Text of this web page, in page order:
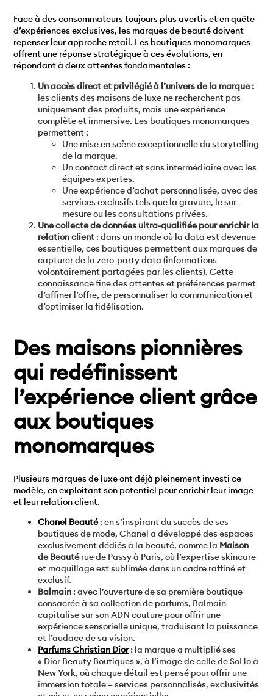
Face à des consommateurs toujours plus avertis et en quête
d’expériences exclusives, les marques de beauté doivent
repenser leur approche retail. Les boutiques monomarques
offrent une réponse stratégique à ces évolutions, en
répondant à deux attentes fondamentales :
Un accès direct et privilégié à l’univers de la marque :
les clients des maisons de luxe ne recherchent pas
uniquement des produits, mais une expérience
complète et immersive. Les boutiques monomarques
permettent :
Une mise en scène exceptionnelle du storytelling
de la marque.
Un contact direct et sans intermédiaire avec les
équipes expertes.
Une expérience d’achat personnalisée, avec des
services exclusifs tels que la gravure, le sur-
mesure ou les consultations privées.
Une collecte de données ultra-qualifiée pour enrichir la
relation client : dans un monde où la data est devenue
essentielle, ces boutiques permettent aux marques de
capturer de la zero-party data (informations
volontairement partagées par les clients). Cette
connaissance fine des attentes et préférences permet
d’affiner l’offre, de personnaliser la communication et
d’optimiser la fidélisation.
Des maisons pionnières
qui redéfinissent
l’expérience client grâce
aux boutiques
monomarques
Plusieurs marques de luxe ont déjà pleinement investi ce
modèle, en exploitant son potentiel pour enrichir leur image
et leur relation client.
Chanel Beauté: en s’inspirant du succès de ses
boutiques de mode, Chanel a développé des espaces
exclusivement dédiés à la beauté, comme la Maison
de Beautérue de Passy à Paris, où l’expertise skincare
et maquillage est sublimée dans un cadre raffiné et
exclusif.
Balmain : avec l’ouverture de sa première boutique
consacrée à sa collection de parfums, Balmain
capitalise sur son ADN couture pour offrir une
expérience sensorielle unique, traduisant la puissance
et l’audace de sa vision.
Parfums Christian Dior: la marque a multiplié ses
« Dior Beauty Boutiques », à l’image de celle de SoHo à
New York, où chaque détail est pensé pour offrir une
immersion totale – services personnalisés, exclusivités